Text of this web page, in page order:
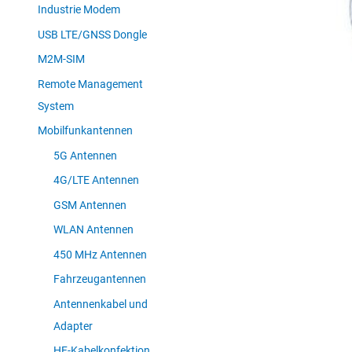
Industrie Modem
USB LTE/GNSS Dongle
M2M-SIM
Remote Management
System
Mobilfunkantennen
5G Antennen
4G/LTE Antennen
GSM Antennen
WLAN Antennen
450 MHz Antennen
Fahrzeugantennen
Antennenkabel und
Adapter